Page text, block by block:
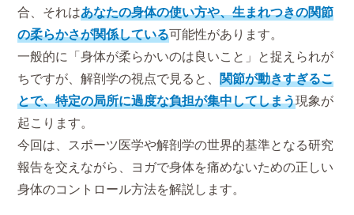
合、それはあなたの身体の使い方や、生まれつきの関節
の柔らかさが関係している可能性があります。
一般的に「身体が柔らかいのは良いこと」と捉えられが
ちですが、解剖学の視点で見ると、 関節が動きすぎるこ
とで、特定の局所に過度な負担が集中してしまう現象が
起こります。
今回は、スポーツ医学や解剖学の世界的基準となる研究
報告を交えながら、ヨガで身体を痛めないための正しい
身体のコントロール方法を解説します。